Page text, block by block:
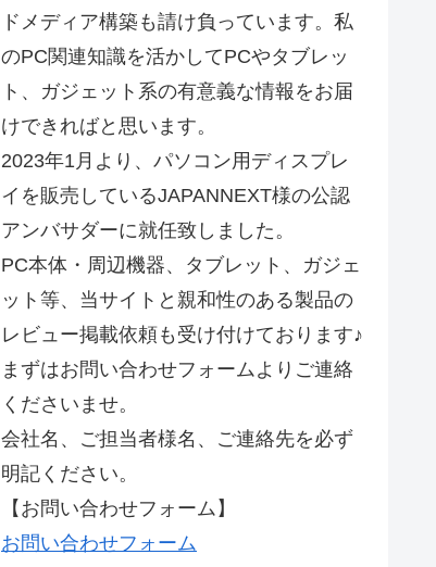
ドメディア構築も請け負っています。私
のPC関連知識を活かしてPCやタブレッ
ト、ガジェット系の有意義な情報をお届
けできればと思います。
2023年1月より、パソコン用ディスプレ
イを販売しているJAPANNEXT様の公認
アンバサダーに就任致しました。
PC本体・周辺機器、タブレット、ガジェ
ット等、当サイトと親和性のある製品の
レビュー掲載依頼も受け付けております♪
まずはお問い合わせフォームよりご連絡
くださいませ。
会社名、ご担当者様名、ご連絡先を必ず
明記ください。
【お問い合わせフォーム】
お問い合わせフォーム